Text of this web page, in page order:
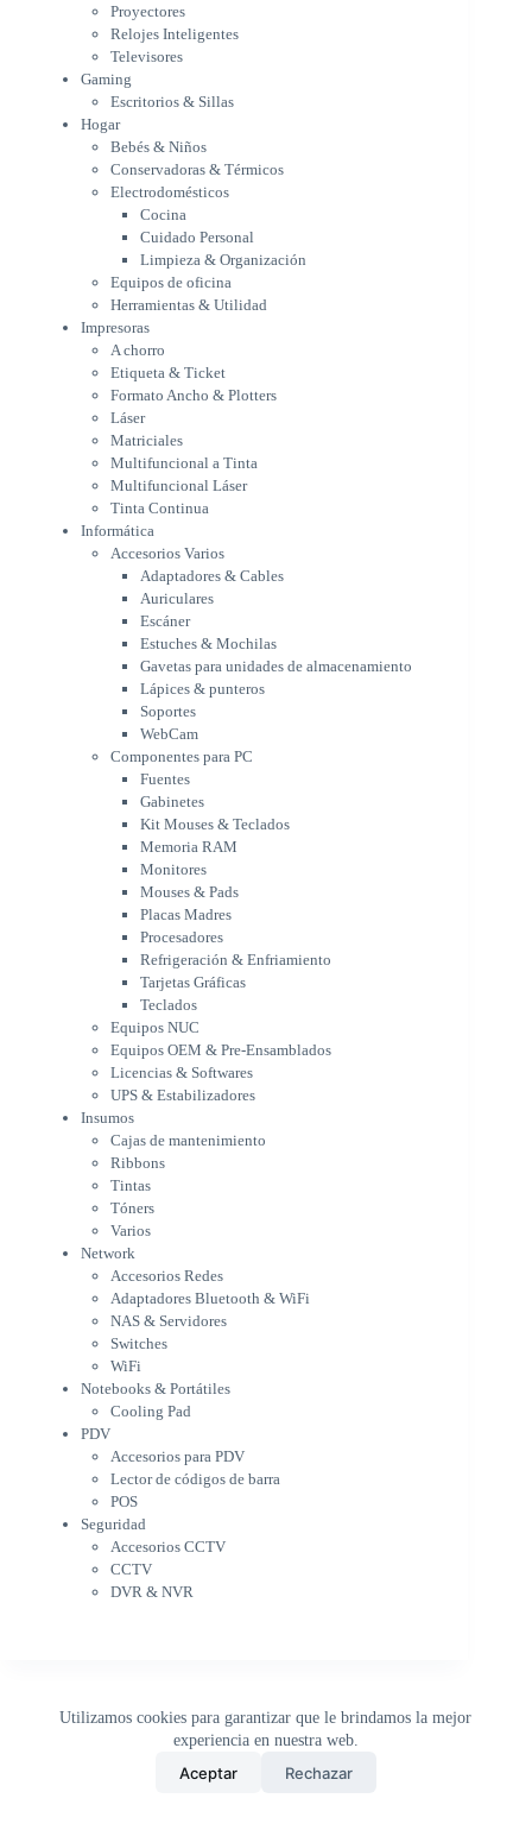
Utilizamos cookies para garantizar que le brindamos la mejor
experiencia en nuestra web.
Aceptar Rechazar
Electrodomésticos
Cocina
Cuidado Personal
Limpieza & Organización
Equipos de oficina
Herramientas & Utilidad
Impresoras
A chorro
Etiqueta & Ticket
Formato Ancho & Plotters
Matriciales
Multifuncional a Tinta
Tinta Continua
Informática
Accesorios Varios
Adaptadores & Cables
Auriculares
Escáner
Estuches & Mochilas
Gavetas para unidades de
almacenamiento
Lápices & punteros
Soportes
WebCam
Componentes para PC
Fuentes
Gabinetes
Kit Mouses & Teclados
Memoria RAM
Monitores
Mouses & Pads
Placas Madres
Procesadores
Refrigeración & Enfriamiento
Tarjetas Gráficas
Teclados
Equipos NUC
Equipos OEM & Pre-Ensamblados
Licencias & Softwares
UPS & Estabilizadores
Insumos
Cajas de mantenimiento
Ribbons
Tintas
Tóners
Varios
Network
Accesorios Redes
Adaptadores Bluetooth & WiFi
Switches
WiFi
Notebooks & Portátiles
Cargador para notebook
Cooling Pad
PDV
Accesorios para PDV
Lector de códigos de barra
POS
Seguridad
Accesorios CCTV
CCTV
DVR & NVR
Sin categorizar
Proyectores
Relojes Inteligentes
Televisores
Gaming
Escritorios & Sillas
Hogar
Bebés & Niños
Conservadoras & Térmicos
Electrodomésticos
Cocina
Cuidado Personal
Limpieza & Organización
Equipos de oficina
Herramientas & Utilidad
Impresoras
A chorro
Etiqueta & Ticket
Formato Ancho & Plotters
Láser
Matriciales
Multifuncional a Tinta
Multifuncional Láser
Tinta Continua
Informática
Accesorios Varios
Adaptadores & Cables
Auriculares
Escáner
Estuches & Mochilas
Gavetas para unidades de almacenamiento
Lápices & punteros
Soportes
WebCam
Componentes para PC
Fuentes
Gabinetes
Kit Mouses & Teclados
Memoria RAM
Monitores
Mouses & Pads
Placas Madres
Procesadores
Refrigeración & Enfriamiento
Tarjetas Gráficas
Teclados
Equipos NUC
Equipos OEM & Pre-Ensamblados
Licencias & Softwares
UPS & Estabilizadores
Insumos
Cajas de mantenimiento
Ribbons
Tintas
Tóners
Varios
Network
Accesorios Redes
Adaptadores Bluetooth & WiFi
NAS & Servidores
Switches
WiFi
Notebooks & Portátiles
Cooling Pad
PDV
Accesorios para PDV
Lector de códigos de barra
POS
Seguridad
Accesorios CCTV
CCTV
DVR & NVR